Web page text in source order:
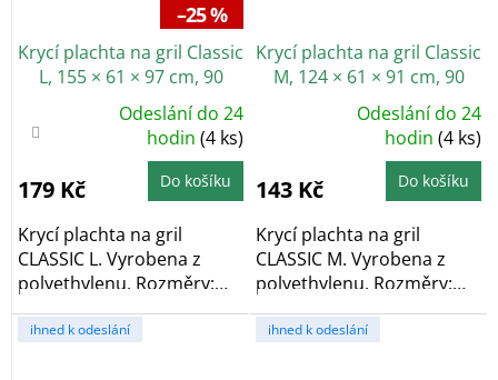
–25 %
Krycí plachta na gril Classic
L, 155 × 61 × 97 cm, 90
g/m²
Průměrné
4,3
z
5
Odeslání do 24
hodin(4 ks)
179 Kč Do košíku
Krycí plachta na gril
CLASSIC L. Vyrobena z
polyethylenu. Rozměry:
155 × 61 × 97 cm....
Krycí plachta na gril Classic
M, 124 × 61 × 91 cm, 90
g/m²
5,0
z
5
Odeslání do 24
hodin(4 ks)
143 Kč Do košíku
Krycí plachta na gril
CLASSIC M. Vyrobena z
polyethylenu. Rozměry:
124 × 61 × 91 cm....
ihned k odeslání ihned k odeslání